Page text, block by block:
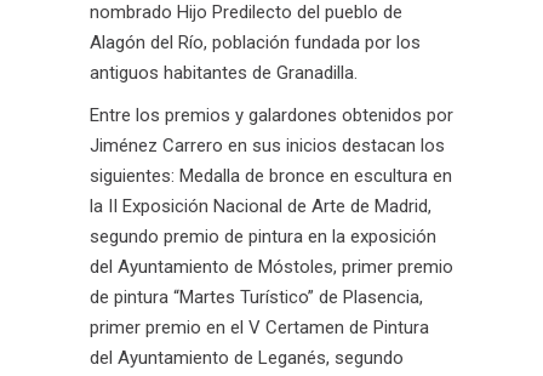
nombrado Hijo Predilecto del pueblo de
Alagón del Río, población fundada por los
antiguos habitantes de Granadilla.
Entre los premios y galardones obtenidos por
Jiménez Carrero en sus inicios destacan los
siguientes: Medalla de bronce en escultura en
la II Exposición Nacional de Arte de Madrid,
segundo premio de pintura en la exposición
del Ayuntamiento de Móstoles, primer premio
de pintura “Martes Turístico” de Plasencia,
primer premio en el V Certamen de Pintura
del Ayuntamiento de Leganés, segundo